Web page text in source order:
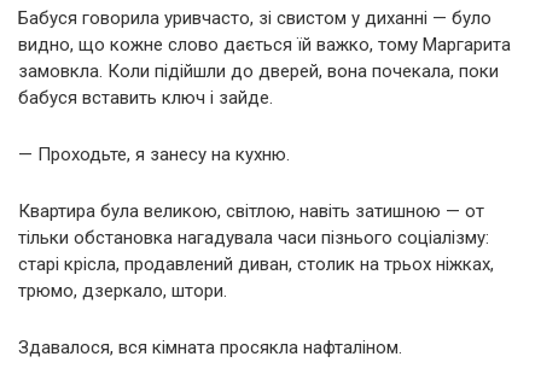
Бабуся говорила уривчасто, зі свистом у диханні — було
видно, що кожне слово дається їй важко, тому Маргарита
замовкла. Коли підійшли до дверей, вона почекала, поки
бабуся вставить ключ і зайде.
— Проходьте, я занесу на кухню.
Квартира була великою, світлою, навіть затишною — от
тільки обстановка нагадувала часи пізнього соціалізму:
старі крісла, продавлений диван, столик на трьох ніжках,
трюмо, дзеркало, штори.
Здавалося, вся кімната просякла нафталіном.